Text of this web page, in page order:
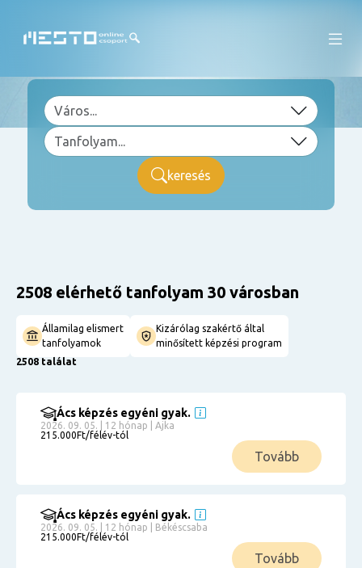
keresés
2508 elérhető tanfolyam 30 városban
Államilag elismert
tanfolyamok
Kizárólag szakértő által
minősített képzési program
2508 találat
Ács képzés egyéni gyak.
2026. 09. 05. | 12 hónap | Ajka
215.000Ft/félév-tól
Tovább
Ács képzés egyéni gyak.
2026. 09. 05. | 12 hónap | Békéscsaba
215.000Ft/félév-tól
Tovább